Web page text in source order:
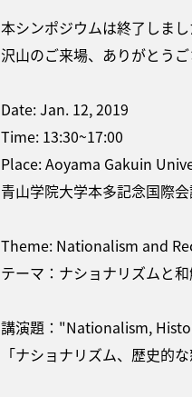
本シンポジウムは終了しまし
沢山のご来場、ありがとうご
Date: Jan. 12, 2019
Time: 13:30~17:00
Place: Aoyama Gakuin
青山学院大学本多記念国際
Theme: Nationalism and
テーマ：ナショナリズムと
講演題："Nationalism,
「ナショナリズム、歴史的